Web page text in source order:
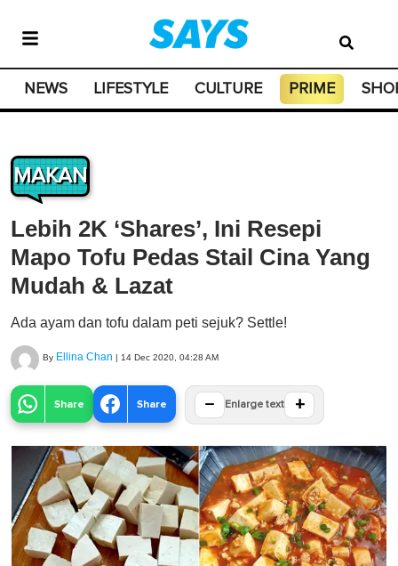
NEWS LIFESTYLE CULTURE PRIME
MAKAN
Lebih 2K ‘Shares’, Ini Resepi
Mapo Tofu Pedas Stail Cina Yang
Mudah & Lazat
Ada ayam dan tofu dalam peti sejuk? Settle!
By Ellina Chan | 14 Dec 2020, 04:28 AM
Share Share − Enlarge text +